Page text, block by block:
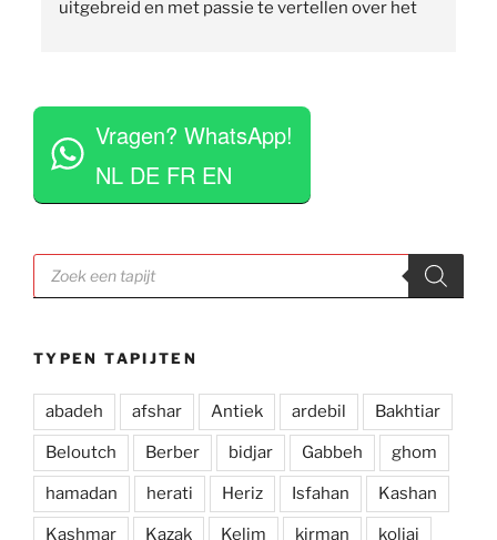
uitgebreid en met passie te vertellen over het
tapijten voor je uit te rollen. Tegelijkertijd niet
opdringerig en geven je rustig de tijd om je
eigen keuze te maken. Tevens erg competitieve
prijzen. Al met al een zeer positieve ervaring en
Vragen? WhatsApp!
NL DE FR EN
Producten
zoeken
TYPEN TAPIJTEN
abadeh afshar Antiek ardebil Bakhtiar
Beloutch Berber bidjar Gabbeh ghom
hamadan herati Heriz Isfahan Kashan
Kashmar Kazak Kelim kirman koliai